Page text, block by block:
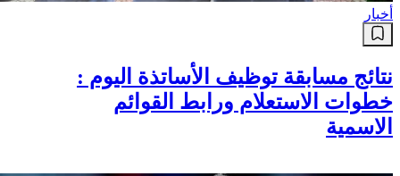
أخبار
نتائج مسابقة توظيف الأساتذة اليوم :
خطوات الاستعلام ورابط القوائم
الاسمية